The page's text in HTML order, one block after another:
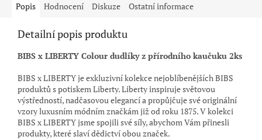
Popis Hodnocení Diskuze Ostatní informace
Detailní popis produktu
BIBS x LIBERTY Colour dudlíky z přírodního kaučuku 2ks
BIBS x LIBERTY je exkluzivní kolekce nejoblíbenějších BIBS
produktů s potiskem Liberty. Libertyinspiruje světovou
výstředností, nadčasovou elegancí a propůjčuje své originální
vzory luxusním módním značkám již odroku 1875. V kolekci
BIBS x LIBERTY jsme spojili své síly, abychom Vám přinesli
produkty, které slaví dědictvíobou značek.